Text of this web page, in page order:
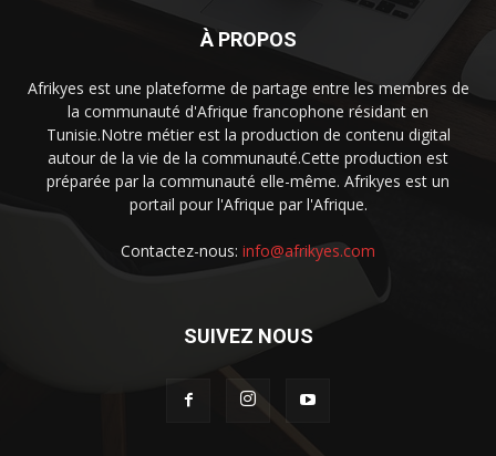
À PROPOS
Afrikyes est une plateforme de partage entre les membres de
la communauté d'Afrique francophone résidant en
Tunisie.Notre métier est la production de contenu digital
autour de la vie de la communauté.Cette production est
préparée par la communauté elle-même. Afrikyes est un
portail pour l'Afrique par l'Afrique.
Contactez-nous: info@afrikyes.com
SUIVEZ NOUS